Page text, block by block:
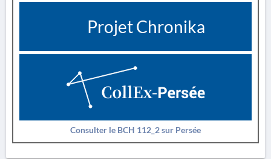
Projet Chronika
Consulter le BCH 112_2 sur Persée